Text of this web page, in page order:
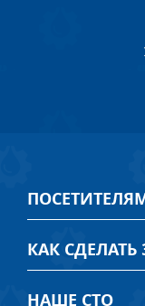
КАК СДЕЛАТЬ
НАШЕ СТО